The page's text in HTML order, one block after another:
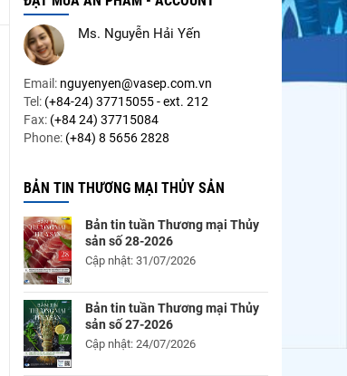
Ms. Nguyễn Hải Yến
Email: nguyenyen@vasep.com.vn
Tel: (+84-24) 37715055 - ext. 212
Fax: (+84 24) 37715084
Phone: (+84) 8 5656 2828
BẢN TIN THƯƠNG MẠI THỦY SẢN
Bản tin tuần Thương mại Thủy
sản số 28-2026
Cập nhật: 31/07/2026
Bản tin tuần Thương mại Thủy
sản số 27-2026
Cập nhật: 24/07/2026